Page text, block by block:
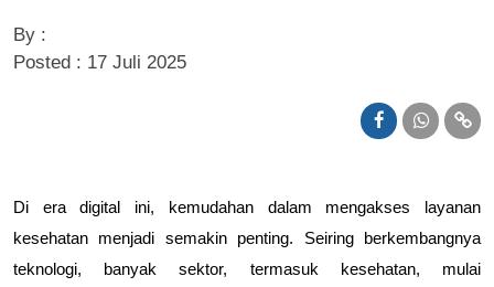
By :
Posted : 17 Juli 2025
Di era digital ini, kemudahan dalam mengakses layanan
kesehatan menjadi semakin penting. Seiring berkembangnya
teknologi, banyak sektor, termasuk kesehatan, mulai